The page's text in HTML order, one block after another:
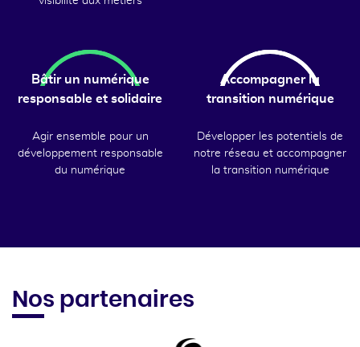
Bâtir un numérique
responsable et solidaire
Agir ensemble pour un
développement responsable
du numérique
Accompagner la
transition numérique
Développer les potentiels de
notre réseau et accompagner
la transition numérique
Nos partenaires